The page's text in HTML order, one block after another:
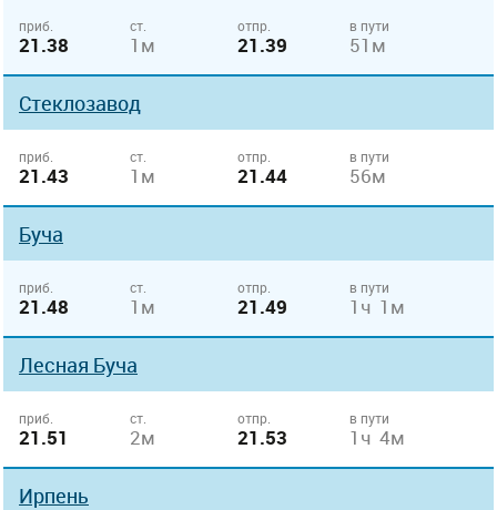
приб.
21.38
ст.
1м
отпр.
21.39
в пути
51м
Стеклозавод
приб.
21.43
ст.
1м
отпр.
21.44
в пути
56м
Буча
приб.
21.48
ст.
1м
отпр.
21.49
в пути
1ч 1м
Лесная Буча
приб.
21.51
ст.
2м
отпр.
21.53
в пути
1ч 4м
Ирпень